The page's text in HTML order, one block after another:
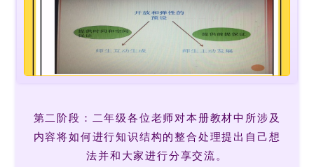
第二阶段：二年级各位老师对本册教材中所涉及
内容将如何进行知识结构的整合处理提出自己想
法并和大家进行分享交流。